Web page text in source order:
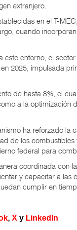
extranjero.
en el T-
cuando
este entorno, el
2025, impulsada
de hasta 8%, el
a la optimización
ha reforzado la
de los
federal para
coordinada con
y capacitar a las
cumplir en
, X y LinkedIn